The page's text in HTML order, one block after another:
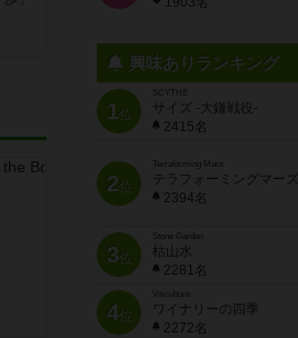
興味ありランキング
1位
SCYTHE
サイズ -大鎌戦役-
2415名
2位
Terraforming Mars
テラフォーミングマーズ
2394名
3位
Stone Garden
枯山水
2281名
4位
Viticulture
ワイナリーの四季
2272名